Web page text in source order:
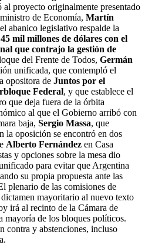
al proyecto originalmente presentado
de Economía, Martín
abanico legislativo respalde la
mil millones de dólares con el
que contrajo la gestión de
del Frente de Todos, Germán
unificada, que contempló el
opositora de Juntos por el
Federal, y que establece el
que deja fuera de la órbita
al que el Gobierno arribó con
baja, Sergio Massa, que
la oposición se encontró en dos
Alberto Fernández en Casa
y opciones sobre la mesa dio
para evitar que Argentina
su propia propuesta ante las
plenario de las comisiones de
mayoritario al nuevo texto
irá al recinto de la Cámara de
mayoría de los bloques políticos.
contra y abstenciones, incluso